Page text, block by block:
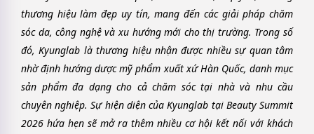
thương hiệu làm đẹp uy tín, mang đến các giải pháp chăm
sóc da, công nghệ và xu hướng mới cho thị trường. Trong số
đó, Kyunglab là thương hiệu nhận được nhiều sự quan tâm
nhờ định hướng dược mỹ phẩm xuất xứ Hàn Quốc, danh mục
sản phẩm đa dạng cho cả chăm sóc tại nhà và nhu cầu
chuyên nghiệp. Sự hiện diện của Kyunglab tại Beauty Summit
2026 hứa hẹn sẽ mở ra thêm nhiều cơ hội kết nối với khách